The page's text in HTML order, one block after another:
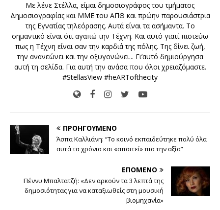
Με λένε Στέλλα, είμαι δημοσιογράφος του τμήματος
Δημοσιογραφίας και ΜΜΕ του ΑΠΘ και πρώην παρουσιάστρια
της Εγνατίας τηλεόρασης. Αυτά είναι τα ασήμαντα. Το
σημαντικό είναι ότι αγαπώ την Τέχνη. Και αυτό γιατί πιστεύω
πως η Τέχνη είναι σαν την καρδιά της πόλης. Της δίνει ζωή,
την ανανεώνει και την οξυγονώνει... Γι’αυτό δημιούργησα
αυτή τη σελίδα. Για αυτή την ανάσα που όλοι χρειαζόμαστε.
#StellasView #heARTofthecity
ΠΡΟΗΓΟΎΜΕΝΟ
Άσπα Καλλιάνη: “Το κοινό εκπαιδεύτηκε πολύ όλα
αυτά τα χρόνια και «απαιτεί» πια την αξία”
ΕΠΌΜΕΝΟ
Πέννυ Μπαλτατζή: «Δεν αρκούν τα 3 λεπτά της
δημοσιότητας για να καταξιωθείς στη μουσική
βιομηχανία»